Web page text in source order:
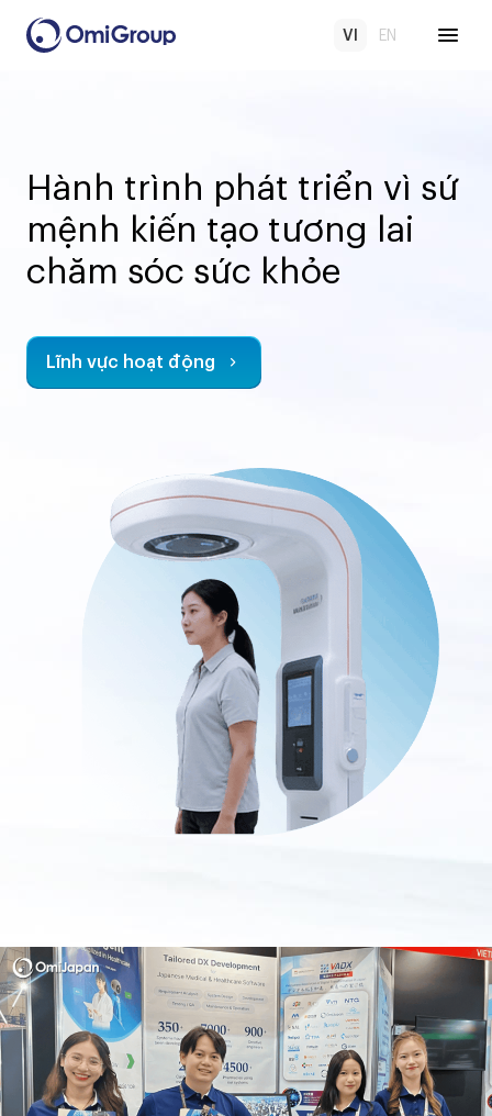
VI EN
Hành trình phát triển vì sứ
mệnh kiến tạo tương lai
chăm sóc sức khỏe
Lĩnh vực hoạt động